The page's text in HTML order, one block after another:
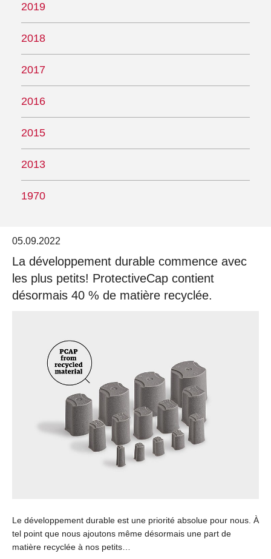
05.09.2022
La développement durable commence avec
les plus petits! ProtectiveCap contient
désormais 40 % de matière recyclée.
Le développement durable est une priorité absolue pour nous. À
tel point que nous ajoutons même désormais une part de
matière recyclée à nos petits…
2019
2018
2017
2016
2015
2013
1970